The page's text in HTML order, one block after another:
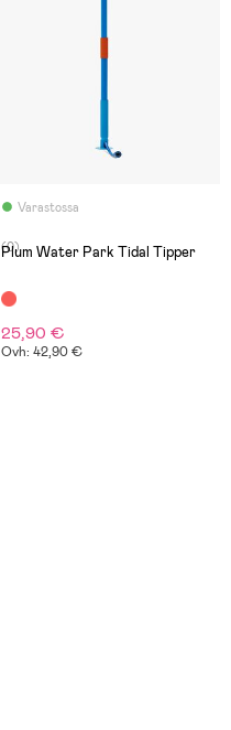
Varastossa
(0)
Plum Water Park Tidal Tipper
25,90 €
Ovh: 42,90 €